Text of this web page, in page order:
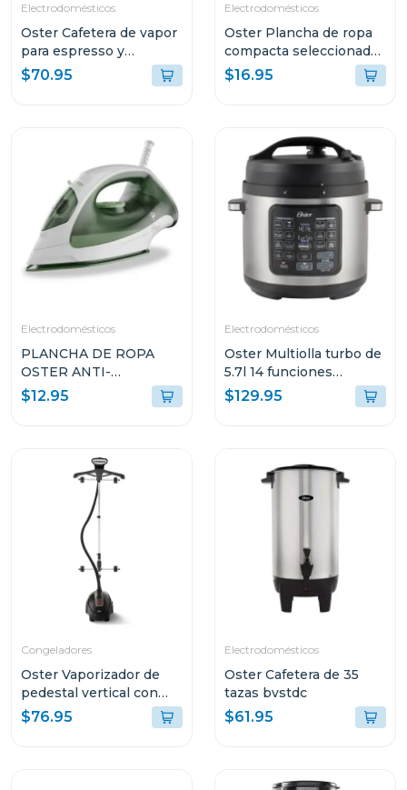
Electrodomésticos
Oster Cafetera de vapor
para espresso y
cappuccino capacidad
de 2 tazas stem3300
$70.95
Electrodomésticos
Oster Plancha de ropa
compacta seleccionador
de tela 5002
$16.95
Electrodomésticos
PLANCHA DE ROPA
OSTER ANTI-
ADHERENTE LIGERA
GCSTBS380
$12.95
Electrodomésticos
Oster Multiolla turbo de
5.7l 14 funciones
predeterminadas
ckstpcect57
$129.95
Congeladores
Oster Vaporizador de
pedestal vertical con
gancho de pantalon
$76.95
Electrodomésticos
Oster Cafetera de 35
tazas bvstdc
$61.95